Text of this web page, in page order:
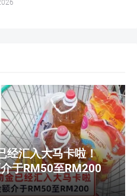
经汇入大马卡啦！
于RM50至RM200